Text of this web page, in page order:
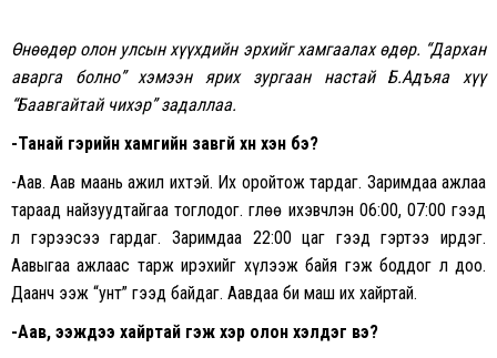
Өнөөдөр олон улсын хүүхдийн эрхийг хамгаалах өдөр. “Дархан
аварга болно” хэмээн ярих зургаан настай Б.Адъяа хүү
“Баавгайтай чихэр” задаллаа.
-Танай гэрийн хамгийн завгүй хүн хэн бэ?
-Аав. Аав маань ажил ихтэй. Их оройтож тардаг. Заримдаа ажлаа
тараад найзуудтайгаа тоглодог. Өглөө ихэвчлэн 06:00, 07:00 гээд
л гэрээсээ гардаг. Заримдаа 22:00 цаг гээд гэртээ ирдэг.
Аавыгаа ажлаас тарж ирэхийг хүлээж байя гэж боддог л доо.
Даанч ээж “унт” гээд байдаг. Аавдаа би маш их хайртай.
-Аав, ээждээ хайртай гэж хэр олон хэлдэг вэ?